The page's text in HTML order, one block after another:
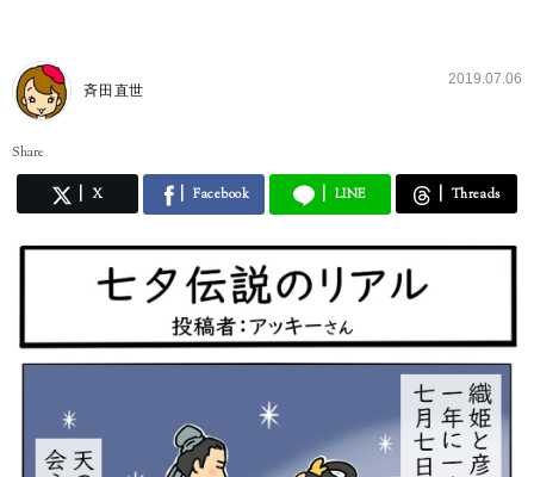
斉田直世
2019.07.06
Share
X Facebook LINE Threads